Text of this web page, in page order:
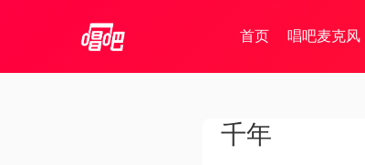
首页 唱吧麦克风
千年